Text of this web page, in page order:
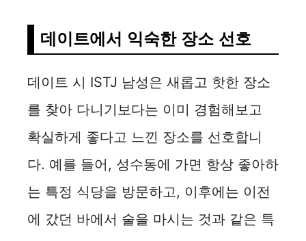
데이트에서 익숙한 장소 선호
데이트 시 ISTJ 남성은 새롭고 핫한 장소
를 찾아 다니기보다는 이미 경험해보고
확실하게 좋다고 느낀 장소를 선호합니
다. 예를 들어, 성수동에 가면 항상 좋아하
는 특정 식당을 방문하고, 이후에는 이전
에 갔던 바에서 술을 마시는 것과 같은 특